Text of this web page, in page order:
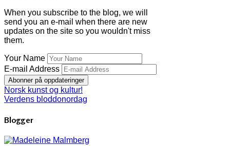
When you subscribe to the blog, we will
send you an e-mail when there are new
updates on the site so you wouldn't miss
them.
Your Name
E-mail Address
Abonner på oppdateringer
Norsk kunst og kultur!
Verdens bloddonordag
Blogger